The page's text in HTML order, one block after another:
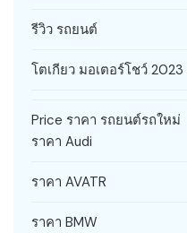
รีวิว รถยนต์
โตเกียว มอเตอร์โชว์
Price ราคา รถยนต์รถใหม่
ราคา Audi
ราคา AVATR
ราคา BMW